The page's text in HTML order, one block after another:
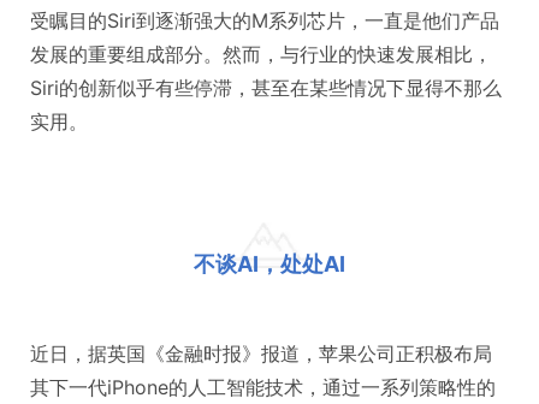
受瞩目的Siri到逐渐强大的M系列芯片，一直是他们产品
发展的重要组成部分。然而，与行业的快速发展相比，
Siri的创新似乎有些停滞，甚至在某些情况下显得不那么
实用。
不谈AI，处处AI
近日，据英国《金融时报》报道，苹果公司正积极布局
其下一代iPhone的人工智能技术，通过一系列策略性的